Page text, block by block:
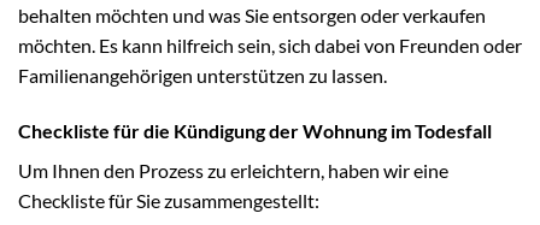
behalten möchten und was Sie entsorgen oder verkaufen
möchten. Es kann hilfreich sein, sich dabei von Freunden oder
Familienangehörigen unterstützen zu lassen.
Checkliste für die Kündigung der Wohnung im Todesfall
Um Ihnen den Prozess zu erleichtern, haben wir eine
Checkliste für Sie zusammengestellt: